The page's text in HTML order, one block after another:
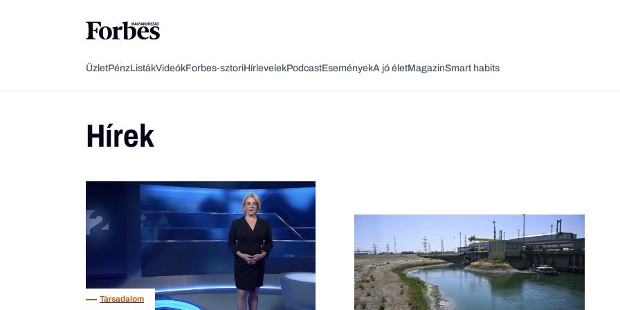
Vagy fedezze fel a következő témákat
Pénz Zöld Legyél jobb!
ÜzletPénzListákVideókForbes-sztoriHírlevelekPodcastEseményekA jó életMagazinSmart habits
Hírek
Társadalom